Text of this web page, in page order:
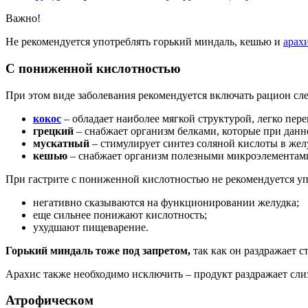
Важно!
Не рекомендуется употреблять горький миндаль, кешью и
С пониженной кислотностью
При этом виде заболевания рекомендуется включать рацион
кокос – обладает наиболее мягкой структурой, легко
грецкий – снабжает организм белками, которые при
мускатный – стимулирует синтез соляной кислоты в
кешью – снабжает организм полезными
При гастрите с пониженной кислотностью не рекомендуется
негативно сказываются на функционировании желудка;
еще сильнее понижают кислотность;
ухудшают пищеварение.
Горький миндаль тоже под запретом, так как он раздражает
Арахис также необходимо исключить – продукт раздражает
Атрофическом